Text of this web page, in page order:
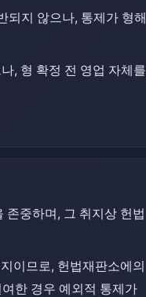
되지 않으나, 통제가 형해
, 형 확정 전 영업 자체를
중하며, 그 취지상 헌법
이므로, 헌법재판소에의
한 경우 예외적 통제가